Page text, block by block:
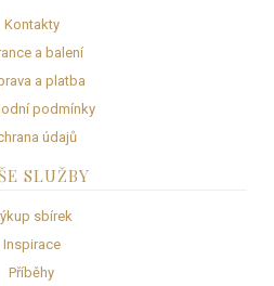
Kontakty
a balení
a platba
podmínky
údajů
SLUŽBY
sbírek
Inspirace
Příběhy